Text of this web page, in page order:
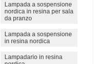
Lampada a sospensione
nordica in resina per sala
da pranzo
Lampada a sospensione
in resina nordica
Lampadario in resina